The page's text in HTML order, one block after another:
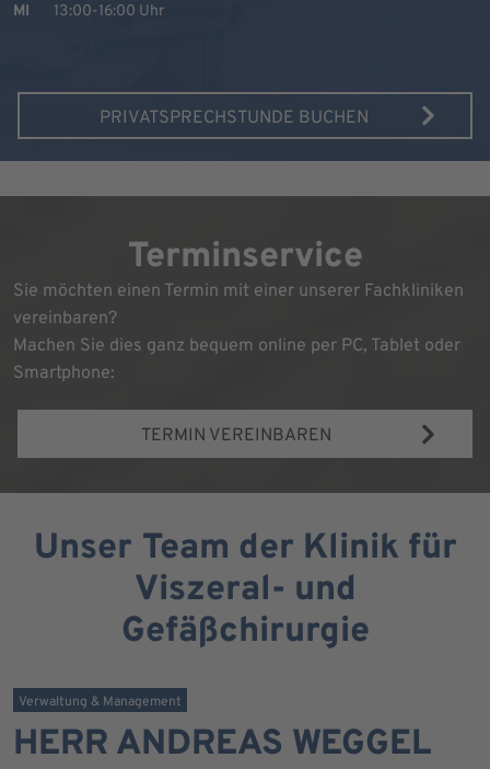
MI
13:00-16:00 Uhr
PRIVATSPRECHSTUNDE BUCHEN
Terminservice
Sie möchten einen Termin mit einer unserer Fachkliniken
vereinbaren?
Machen Sie dies ganz bequem online per PC, Tablet oder
Smartphone:
TERMIN VEREINBAREN
Unser Team der Klinik für
Viszeral- und
Gefäßchirurgie
Verwaltung & Management
HERR ANDREAS WEGGEL